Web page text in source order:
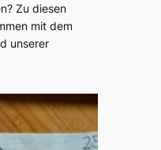
Zu diesen
mit dem
unserer